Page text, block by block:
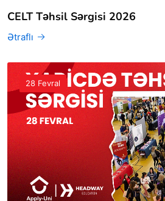
CELT Təhsil Sərgisi 2026
Ətraflı
28 Fevral